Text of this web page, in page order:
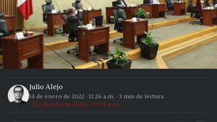
Julio Alejo
14 de enero de 2022 · 11:26 a.m. · 3 min de lectura
2 de julio de 2026 · 02:09 p.m.